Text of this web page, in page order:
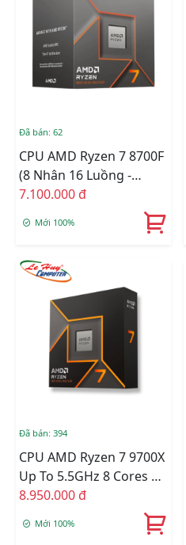
Đã bán: 62
CPU AMD Ryzen 7 8700F
(8 Nhân 16 Luồng -
Boost To 5.0 GHz - 16MB
7.100.000 đ
Mới 100%
Đã bán: 394
CPU AMD Ryzen 7 9700X
Up To 5.5GHz 8 Cores 16
Threads 40MB 100-
8.950.000 đ
Mới 100%